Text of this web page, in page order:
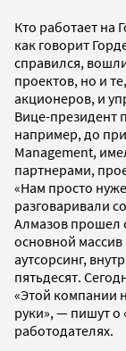
Кто работает на
как говорит
справился,
проектов, но и
акционеров, и
Вице-президент
например, до
Management,
партнерами,
«Нам просто
разговаривали
Алмазов прошел
основной
аутсорсинг,
пятьдесят.
«Этой компании
руки», — пишут о
работодателях.